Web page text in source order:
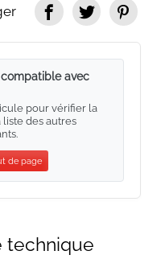
avec
pour vérifier la
des autres
de page
technique